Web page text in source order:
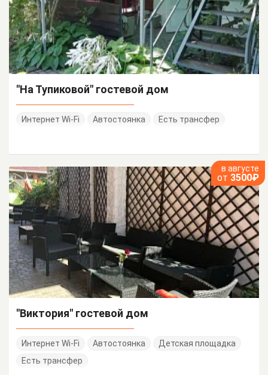
"На Тупиковой" гостевой дом
Интернет Wi-Fi Автостоянка Есть трансфер
в августе
от 3500₽
"Виктория" гостевой дом
Интернет Wi-Fi Автостоянка
Детская площадка
Есть трансфер